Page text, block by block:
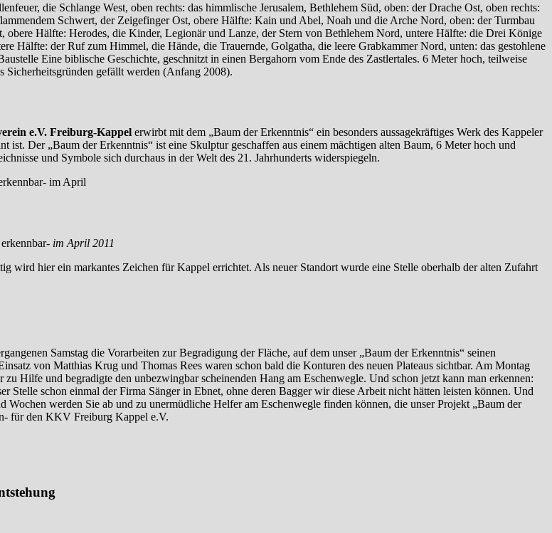
die Schlange West, oben rechts: das himmlische Jerusalem, Bethlehem Süd, oben: der Drache Ost, oben rechts:
Schwert, der Zeigefinger Ost, obere Hälfte: Kain und Abel, Noah und die Arche Nord, oben: der Turmbau
Hälfte: Herodes, die Kinder, Legionär und Lanze, der Stern von Bethlehem Nord, untere Hälfte: die Drei Könige
Hälfte: der Ruf zum Himmel, die Hände, die Trauernde, Golgatha, die leere Grabkammer Nord, unten: das gestohlene
Eine biblische Geschichte, geschnitzt in einen Bergahorn vom Ende des Zastlertales. 6 Meter hoch, teilweise
Sicherheitsgründen gefällt werden (Anfang 2008).
e.V. Freiburg-Kappel erwirbt mit dem „Baum der Erkenntnis“ ein besonders aussagekräftiges Werk des Kappeler
Der „Baum der Erkenntnis“ ist eine Skulptur geschaffen aus einem mächtigen alten Baum, 6 Meter hoch und
und Symbole sich durchaus in der Welt des 21. Jahrhunderts widerspiegeln.
im April 2011
wird hier ein markantes Zeichen für Kappel errichtet. Als neuer Standort wurde eine Stelle oberhalb der alten Zufahrt
Samstag die Vorarbeiten zur Begradigung der Fläche, auf dem unser „Baum der Erkenntnis“ seinen
von Matthias Krug und Thomas Rees waren schon bald die Konturen des neuen Plateaus sichtbar. Am Montag
Hilfe und begradigte den unbezwingbar scheinenden Hang am Eschenwegle. Und schon jetzt kann man erkennen:
schon einmal der Firma Sänger in Ebnet, ohne deren Bagger wir diese Arbeit nicht hätten leisten können. Und
werden Sie ab und zu unermüdliche Helfer am Eschenwegle finden können, die unser Projekt „Baum der
für den KKV Freiburg Kappel e.V.